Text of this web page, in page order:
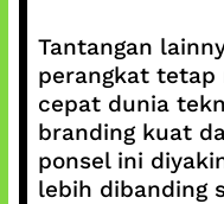
Tantangan
perangkat tetap
cepat dunia
branding kuat
ponsel ini
lebih dibanding